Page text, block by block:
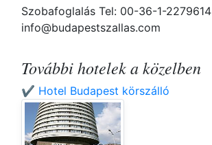
Szobafoglalás Tel: 00-36-1-2279614
info@budapestszallas.com
További hotelek a közelben
✔️ Hotel Budapest körszálló